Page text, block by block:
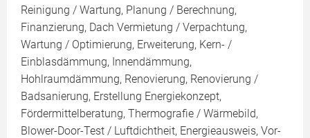
Reinigung / Wartung, Planung / Berechnung,
Finanzierung, Dach Vermietung / Verpachtung,
Wartung / Optimierung, Erweiterung, Kern- /
Einblasdämmung, Innendämmung,
Hohlraumdämmung, Renovierung, Renovierung /
Badsanierung, Erstellung Energiekonzept,
Fördermittelberatung, Thermografie / Wärmebild,
Blower-Door-Test / Luftdichtheit, Energieausweis, Vor-